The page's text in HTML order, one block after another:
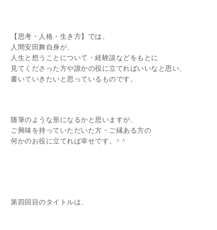
【思考・人格・生き方】では、
人間安田舞自身が、
人生と想うことについて・経験談などをもとに
見てくださった方や誰かの役に立てればいいなと思い、
書いていきたいと思っているものです。
随筆のような形になるかと思いますが、
ご興味を持っていただいた方・ご縁ある方の
何かのお役に立てれば幸せです。^ ^
第四回目のタイトルは、